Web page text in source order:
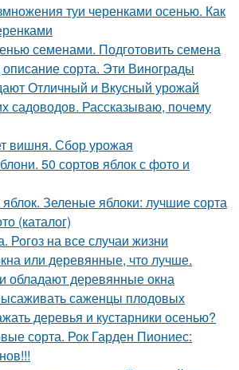
туи черенками осенью. Как
семенами. Подготовить семена
сорта. Эти Винограды
Отличный и Вкусный урожай
садоводов. Рассказываю, почему
вишня. Сбор урожая
50 сортов яблок с фото и
Зеленые яблоки: лучшие сорта
(каталог)
Рогоз на все случаи жизни
или деревянные, что лучше.
обладают деревянные окна
саженцы плодовых
деревья и кустарники осенью?
сорта. Рок Гарден Пиониес: